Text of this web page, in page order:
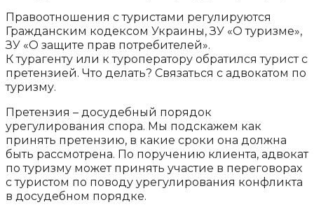
Правоотношения с туристами регулируются
Гражданским кодексом Украины, ЗУ «О туризме»,
ЗУ «О защите прав потребителей».
К турагенту или к туроператору обратился турист с
претензией. Что делать? Связаться с адвокатом по
туризму.
Претензия – досудебный порядок
урегулирования спора. Мы подскажем как
принять претензию, в какие сроки она должна
быть рассмотрена. По поручению клиента, адвокат
по туризму может принять участие в переговорах
с туристом по поводу урегулирования конфликта
в досудебном порядке.